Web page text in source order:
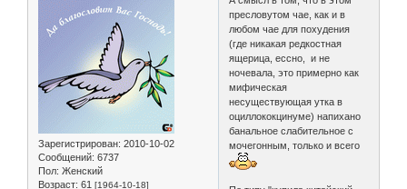
Зарегистрирован: 2010-10-02
Сообщений: 6737
Пол: Женский
Возраст: 61 [1964-10-18]
пресловутом чае, как и в
любом чае для похудения
(где никакая редкостная
ящерица, ессно, и не
ночевала, это примерно как
мифическая
несуществующая утка в
оциллококцинуме) напихано
банальное слабительное с
мочегонным, только и всего